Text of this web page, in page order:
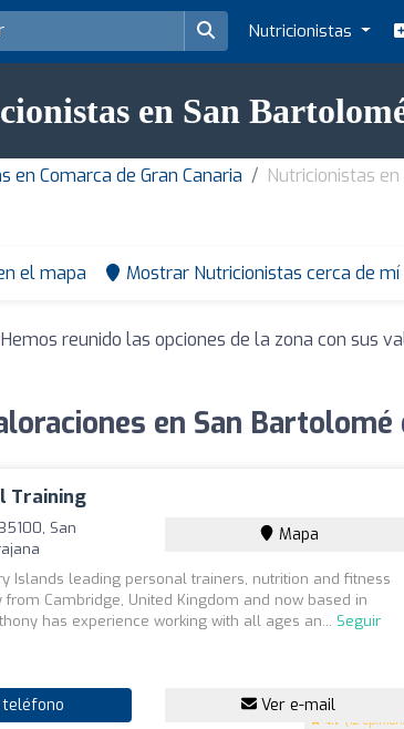
Nutricionistas
en San
en Comarca de Gran Canaria Nutricionistas
el mapa Mostrar Nutricionistas cerca de mí
reunido las opciones de la zona con sus
en San Bartolomé
Training
4.7 (12
San
Mapa
Islands leading personal trainers, nutrition and fitness
from Cambridge, United Kingdom and now based in
has experience working with all ages an... Seguir
Ver e-mail